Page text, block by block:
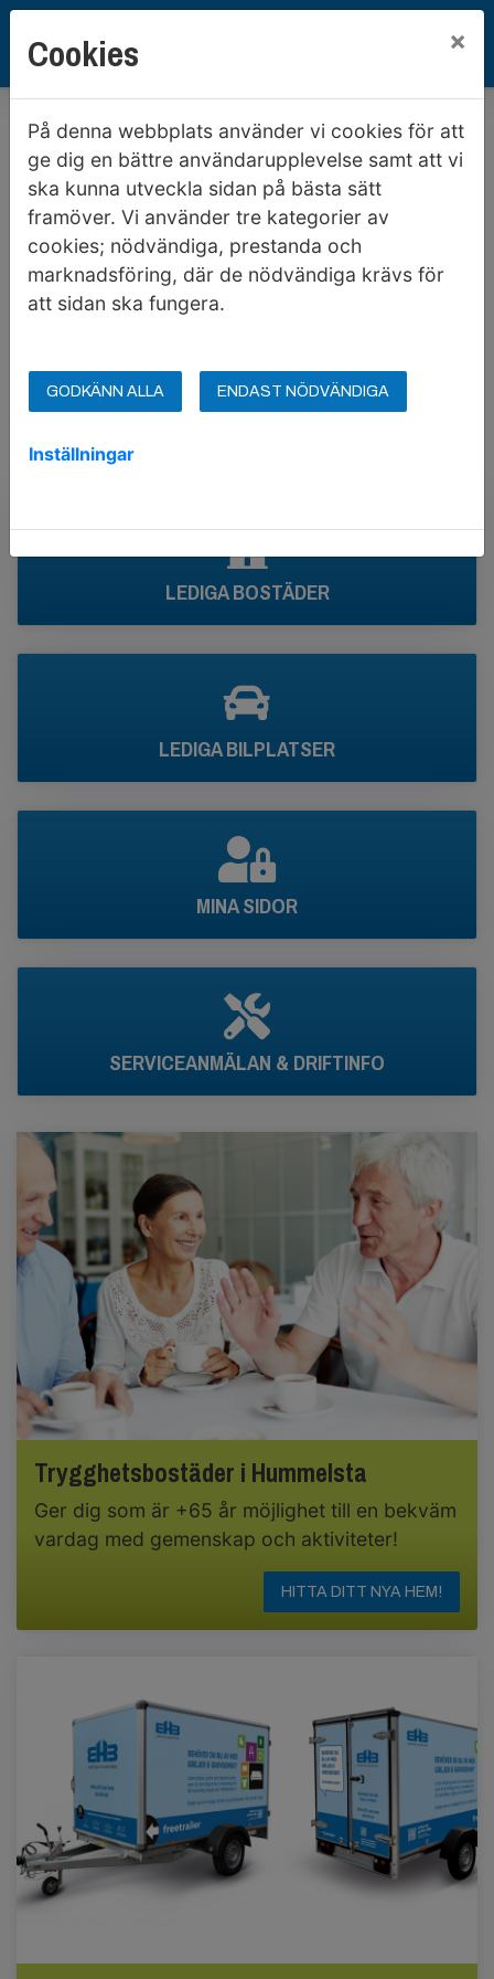
Nu kommer värmen!
Nu är värmen här igen vilket är otroligt
När det blir extremt varmt ute kan
SÅ HÄR GÖR DU DET SVALARE INNE!
LEDIGA BOSTÄDER
LEDIGA BILPLATSER
MINA SIDOR
SERVICEANMÄLAN & DRIFTINFO
Trygghetsbostäder i Hummelsta
Ger dig som är +65 år möjlighet till en bekväm
vardag med gemenskap och aktiviteter!
HITTA DITT NYA HEM!
Cookies ×
På denna webbplats använder vi cookies för att
ge dig en bättre användarupplevelse samt att vi
ska kunna utveckla sidan på bästa sätt
framöver. Vi använder tre kategorier av
cookies; nödvändiga, prestanda och
marknadsföring, där de nödvändiga krävs för
att sidan ska fungera.
GODKÄNN ALLA ENDAST NÖDVÄNDIGA
Inställningar